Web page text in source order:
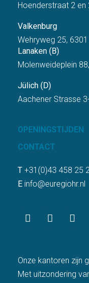
Hoenderstraat 2 en
Valkenburg
Wehryweg 25, 6301
Lanaken (B)
Molenweideplein
Jülich (D)
Aachener Strasse
OPENINGSTIJDEN
CONTACT
T +31(0)43 458 25
E info@euregiohr.nl
Onze kantoren zijn
Met uitzondering